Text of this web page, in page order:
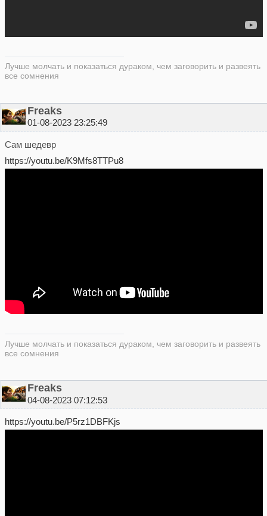
Лучше молчать и показаться дураком, чем заговорить и развеять
все сомнения
Freaks
01-08-2023 23:25:49
Сам шедевр
https://youtu.be/K9Mfs8TTPu8
Лучше молчать и показаться дураком, чем заговорить и развеять
все сомнения
Freaks
04-08-2023 07:12:53
https://youtu.be/P5rz1DBFKjs